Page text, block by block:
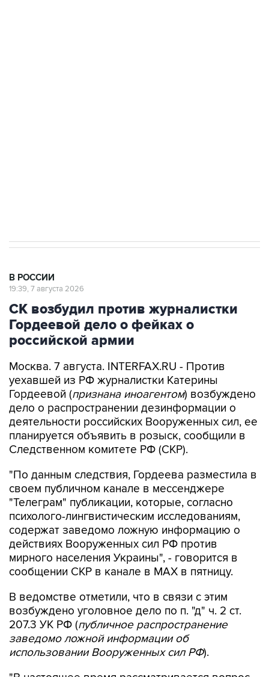
В РОССИИ
19:39, 7 августа 2026
СК возбудил против журналистки
Гордеевой дело о фейках о
российской армии
Москва. 7 августа. INTERFAX.RU - Против
уехавшей из РФ журналистки Катерины
Гордеевой (признана иноагентом) возбуждено
дело о распространении дезинформации о
деятельности российских Вооруженных сил, ее
планируется объявить в розыск, сообщили в
Следственном комитете РФ (СКР).
"По данным следствия, Гордеева разместила в
своем публичном канале в мессенджере
"Телеграм" публикации, которые, согласно
психолого-лингвистическим исследованиям,
содержат заведомо ложную информацию о
действиях Вооруженных сил РФ против
мирного населения Украины", - говорится в
сообщении СКР в канале в MAX в пятницу.
В ведомстве отметили, что в связи с этим
возбуждено уголовное дело по п. "д" ч. 2 ст.
207.3 УК РФ (публичное распространение
заведомо ложной информации об
использовании Вооруженных сил РФ).